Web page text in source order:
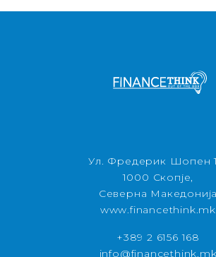
Ул. Фредерик Шопен
1000 Скопје,
Северна Македонија
www.financethink.mk
+389 2 6156 168
info@financethink.mk